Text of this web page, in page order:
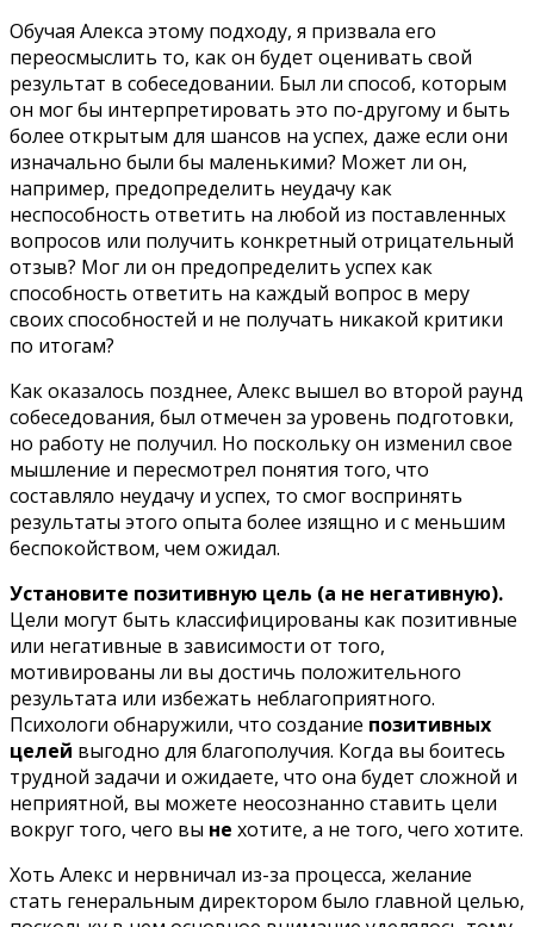
Обучая Алекса этому подходу, я призвала его
переосмыслить то, как он будет оценивать свой
результат в собеседовании. Был ли способ, которым
он мог бы интерпретировать это по-другому и быть
более открытым для шансов на успех, даже если они
изначально были бы маленькими? Может ли он,
например, предопределить неудачу как
неспособность ответить на любой из поставленных
вопросов или получить конкретный отрицательный
отзыв? Мог ли он предопределить успех как
способность ответить на каждый вопрос в меру
своих способностей и не получать никакой критики
по итогам?
Как оказалось позднее, Алекс вышел во второй раунд
собеседования, был отмечен за уровень подготовки,
но работу не получил. Но поскольку он изменил свое
мышление и пересмотрел понятия того, что
составляло неудачу и успех, то смог воспринять
результаты этого опыта более изящно и с меньшим
беспокойством, чем ожидал.
Установите позитивную цель (а не негативную).
Цели могут быть классифицированы как позитивные
или негативные в зависимости от того,
мотивированы ли вы достичь положительного
результата или избежать неблагоприятного.
Психологи обнаружили, что создание позитивных
целей выгодно для благополучия. Когда вы боитесь
трудной задачи и ожидаете, что она будет сложной и
неприятной, вы можете неосознанно ставить цели
вокруг того, чего вы не хотите, а не того, чего хотите.
Хоть Алекс и нервничал из-за процесса, желание
стать генеральным директором было главной целью,